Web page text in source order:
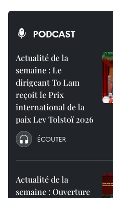
PODCAST
Actualité de la
semaine : Le
dirigeant To Lam
reçoit le Prix
international de la
paix Lev Tolstoï 2026
ÉCOUTER
Actualité de la
semaine : Ouverture